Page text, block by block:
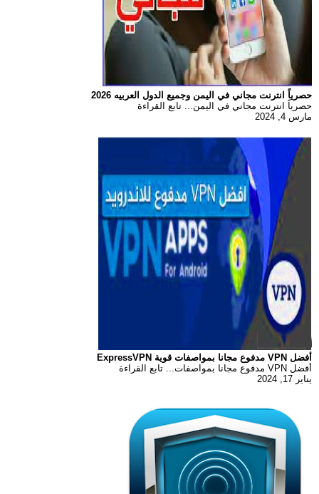
حصرياً انترنت مجاني في اليمن وجميع الدول العربيه 2026
حصرياً انترنت مجاني في اليمن... تابع القراءة
مارس 4, 2024
أفضل VPN مدفوع مجانا بمواصفات قوية ExpressVPN
أفضل VPN مدفوع مجانا بمواصفات... تابع القراءة
يناير 17, 2024